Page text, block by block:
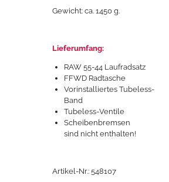
Gewicht: ca. 1450 g.
Lieferumfang:
RAW 55-44 Laufradsatz
FFWD Radtasche
Vorinstalliertes Tubeless-
Band
Tubeless-Ventile
Scheibenbremsen
sind nicht enthalten!
Artikel-Nr.: 548107